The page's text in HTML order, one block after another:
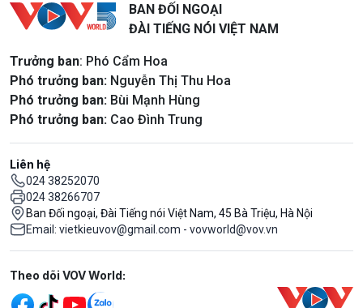
BAN ĐỐI NGOẠI
ĐÀI TIẾNG NÓI VIỆT NAM
Trưởng ban: Phó Cẩm Hoa
Phó trưởng ban: Nguyễn Thị Thu Hoa
Phó trưởng ban: Bùi Mạnh Hùng
Phó trưởng ban: Cao Đình Trung
Liên hệ
024 38252070
024 38266707
Ban Đối ngoại, Đài Tiếng nói Việt Nam, 45 Bà Triệu, Hà Nội
Email: vietkieuvov@gmail.com - vovworld@vov.vn
Mạng xã hội
Theo dõi VOV World: